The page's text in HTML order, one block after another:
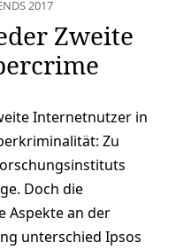
2017
Zweite
Internetnutzer in
Zu
Doch die
Aspekte an der
unterschied Ipsos